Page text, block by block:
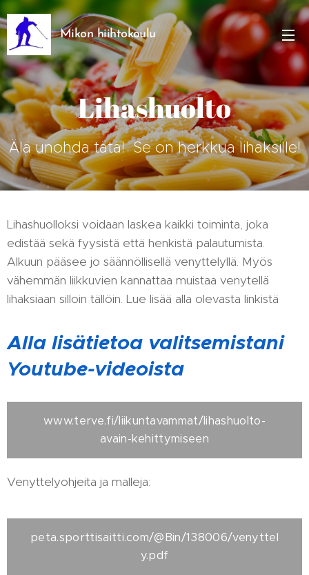
Mikon hiihtokoulu
Lihashuolto
Älä unohda tätä! Se on herkkua lihaksille!
Lihashuolloksi voidaan laskea kaikki toiminta, joka
edistää sekä fyysistä että henkistä palautumista.
Alkuun pääsee jo säännöllisellä venyttelyllä. Myös
vähemmän liikkuvien kannattaa muistaa venytellä
lihaksiaan silloin tällöin. Lue lisää alla olevasta linkistä
Alla lisätietoa valitsemistani
Youtube-videoista
www.terve.fi/liikuntavammat/lihashuolto-
avain-kehittymiseen
Venyttelyohjeita ja malleja:
peta.sporttisaitti.com/@Bin/138006/venyttel
y.pdf